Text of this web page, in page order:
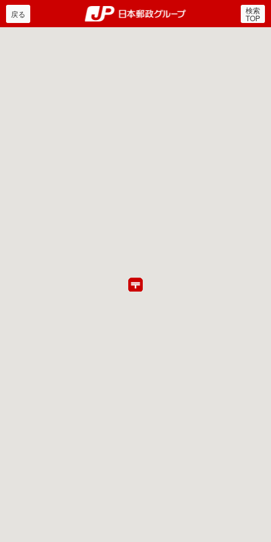
郵便局・日本郵政グルー
戻る 検索
TOP